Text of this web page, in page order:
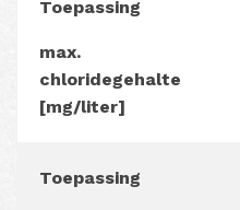
Toepassing
max.
chloridegehalte
[mg/liter]
Toepassing